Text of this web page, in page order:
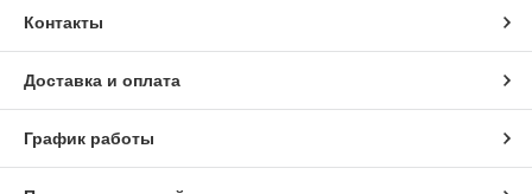
Контакты
Доставка и оплата
График работы